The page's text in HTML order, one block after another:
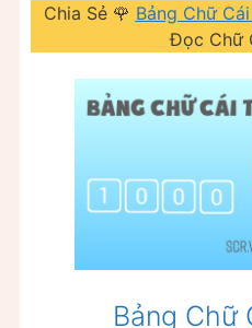
Chia Sẻ 🌹 Bảng Chữ
Đọc Chữ
Bảng Chữ